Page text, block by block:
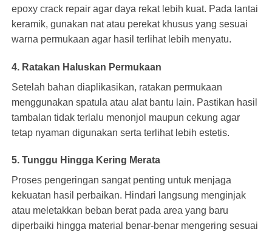
epoxy crack repair agar daya rekat lebih kuat. Pada lantai
keramik, gunakan nat atau perekat khusus yang sesuai
warna permukaan agar hasil terlihat lebih menyatu.
4. Ratakan Haluskan Permukaan
Setelah bahan diaplikasikan, ratakan permukaan
menggunakan spatula atau alat bantu lain. Pastikan hasil
tambalan tidak terlalu menonjol maupun cekung agar
tetap nyaman digunakan serta terlihat lebih estetis.
5. Tunggu Hingga Kering Merata
Proses pengeringan sangat penting untuk menjaga
kekuatan hasil perbaikan. Hindari langsung menginjak
atau meletakkan beban berat pada area yang baru
diperbaiki hingga material benar-benar mengering sesuai